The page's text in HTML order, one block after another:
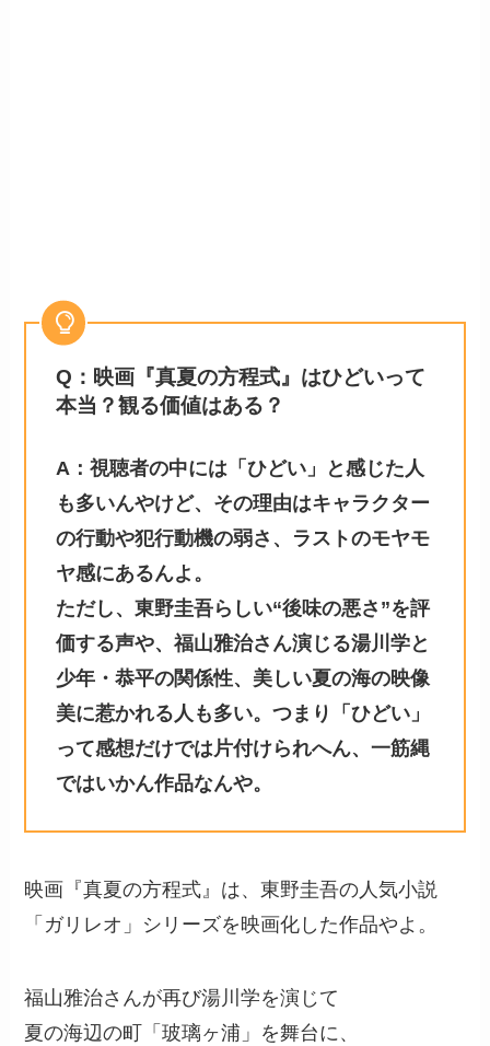
Q：映画『真夏の方程式』はひどいって
本当？観る価値はある？
A：視聴者の中には「ひどい」と感じた人
も多いんやけど、その理由はキャラクター
の行動や犯行動機の弱さ、ラストのモヤモ
ヤ感にあるんよ。
ただし、東野圭吾らしい“後味の悪さ”を評
価する声や、福山雅治さん演じる湯川学と
少年・恭平の関係性、美しい夏の海の映像
美に惹かれる人も多い。つまり「ひどい」
って感想だけでは片付けられへん、一筋縄
ではいかん作品なんや。
映画『真夏の方程式』は、東野圭吾の人気小説
「ガリレオ」シリーズを映画化した作品やよ。
福山雅治さんが再び湯川学を演じて
夏の海辺の町「玻璃ヶ浦」を舞台に、